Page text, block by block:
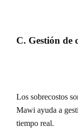
C. Gestión de
Los sobrecostos
Mawi ayuda a
tiempo real.